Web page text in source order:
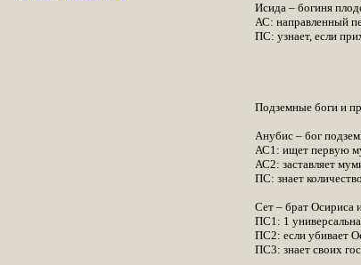
Исида – богиня
АС: направленный
ПС: узнает, если
Подземные боги и
Анубис – бог
АС1: ищет первую
АС2: заставляет
ПС: знает
Сет – брат Осириса
ПС1: 1
ПС2: если убивает
ПС3: знает своих